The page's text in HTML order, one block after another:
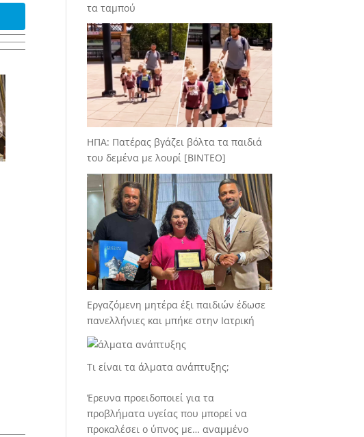
τα ταμπού
ΗΠΑ: Πατέρας βγάζει βόλτα τα παιδιά
του δεμένα με λουρί [BINTEO]
Εργαζόμενη μητέρα έξι παιδιών έδωσε
πανελλήνιες και μπήκε στην Ιατρική
Τι είναι τα άλματα ανάπτυξης;
Έρευνα προειδοποιεί για τα
προβλήματα υγείας που μπορεί να
προκαλέσει ο ύπνος με… αναμμένο